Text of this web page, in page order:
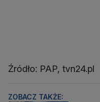
Źródło: PAP, tvn24.pl
ZOBACZ TAKŻE: